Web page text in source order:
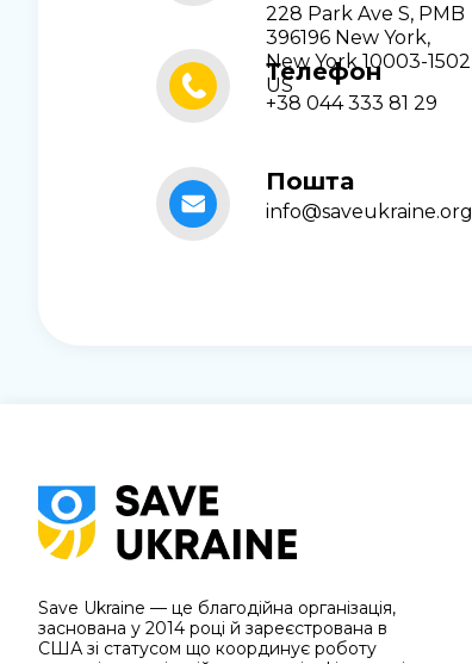
228 Park Ave S, PMB
396196 New York,
New York 10003-1502
US
Телефон
+38 044 333 81 29
Пошта
info@saveukraine.org
Save Ukraine — це благодійна організація,
заснована у 2014 році й зареєстрована в
США зі статусом що координує роботу